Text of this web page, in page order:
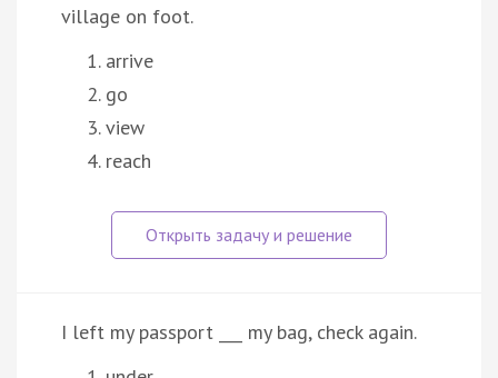
village on foot.
arrive
go
view
reach
I left my passport ___ my bag, check again.